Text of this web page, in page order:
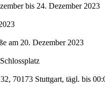
bis 24. Dezember 2023
am 20. Dezember 2023
70173 Stuttgart, tägl. bis